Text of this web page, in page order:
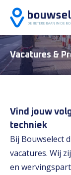
Vacatures &
Vind jouw
techniek
Bij Bouwselect
vacatures. Wij
en